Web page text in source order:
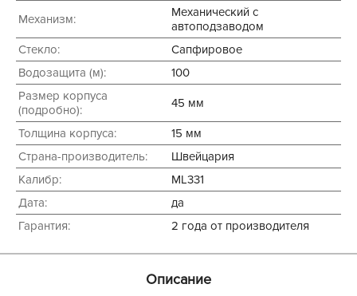
Механизм:
Механический с
автоподзаводом
Стекло:
Сапфировое
Водозащита (м):
100
Размер корпуса
(подробно):
45 мм
Толщина корпуса:
15 мм
Страна-производитель:
Швейцария
Калибр:
ML331
Дата:
да
Гарантия:
2 года от производителя
Описание